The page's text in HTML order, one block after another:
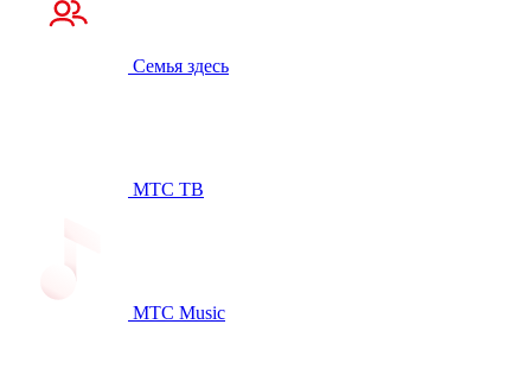
Семья здесь
МТС ТВ
МТС Music